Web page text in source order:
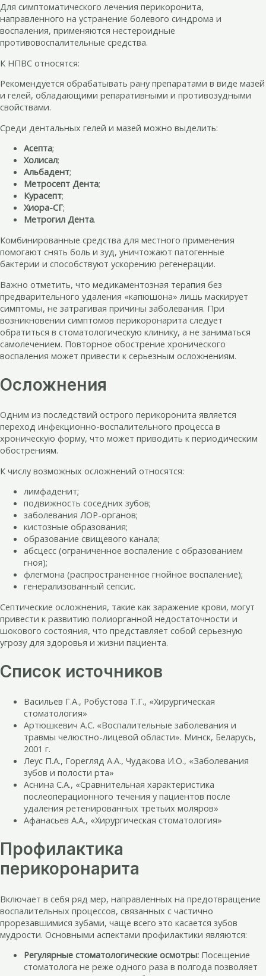
Для симптоматического лечения перикоронита,
направленного на устранение болевого синдрома и
воспаления, применяются нестероидные
противовоспалительные средства.
К НПВС относятся:
Рекомендуется обрабатывать рану препаратами в виде мазей
и гелей, обладающими репаративными и противозудными
свойствами.
Среди дентальных гелей и мазей можно выделить:
Асепта;
Холисал;
Альбадент;
Метросепт Дента;
Курасепт;
Хиора-СГ;
Метрогил Дента.
Комбинированные средства для местного применения
помогают снять боль и зуд, уничтожают патогенные
бактерии и способствуют ускорению регенерации.
Важно отметить, что медикаментозная терапия без
предварительного удаления «капюшона» лишь маскирует
симптомы, не затрагивая причины заболевания. При
возникновении симптомов перикоронарита следует
обратиться в стоматологическую клинику, а не заниматься
самолечением. Повторное обострение хронического
воспаления может привести к серьезным осложнениям.
Осложнения
Одним из последствий острого перикоронита является
переход инфекционно-воспалительного процесса в
хроническую форму, что может приводить к периодическим
обострениям.
К числу возможных осложнений относятся:
лимфаденит;
подвижность соседних зубов;
заболевания ЛОР-органов;
кистозные образования;
образование свищевого канала;
абсцесс (ограниченное воспаление с образованием
гноя);
флегмона (распространенное гнойное воспаление);
генерализованный сепсис.
Септические осложнения, такие как заражение крови, могут
привести к развитию полиорганной недостаточности и
шокового состояния, что представляет собой серьезную
угрозу для здоровья и жизни пациента.
Список источников
Васильев Г.А., Робустова Т.Г., «Хирургическая
стоматология»
Артюшкевич А.С. «Воспалительные заболевания и
травмы челюстно-лицевой области». Минск, Беларусь,
2001 г.
Леус П.А., Горегляд А.А., Чудакова И.О., «Заболевания
зубов и полости рта»
Аснина С.А., «Сравнительная характеристика
послеоперационного течения у пациентов после
удаления ретенированных третьих моляров»
Афанасьев А.А., «Хирургическая стоматология»
Профилактика
перикоронарита
Включает в себя ряд мер, направленных на предотвращение
воспалительных процессов, связанных с частично
прорезавшимися зубами, чаще всего это касается зубов
мудрости. Основными аспектами профилактики являются:
Регулярные стоматологические осмотры: Посещение
стоматолога не реже одного раза в полгода позволяет